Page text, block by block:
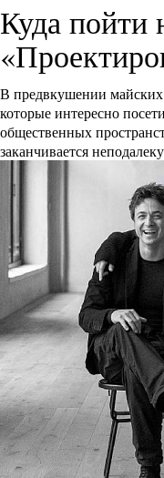
Куда пойти
В предвкушении майских
которые интересно
общественных
заканчивается